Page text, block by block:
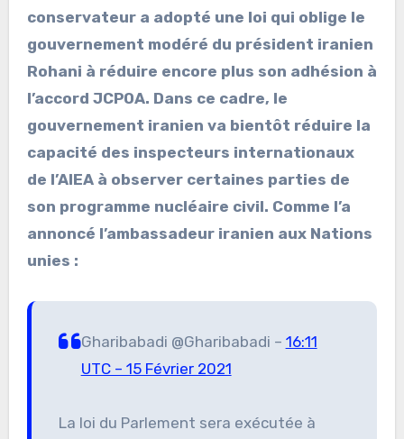
conservateur a adopté une loi qui oblige le
gouvernement modéré du président iranien
Rohani à réduire encore plus son adhésion à
l’accord JCPOA. Dans ce cadre, le
gouvernement iranien va bientôt réduire la
capacité des inspecteurs internationaux
de l’AIEA à observer certaines parties de
son programme nucléaire civil. Comme l’a
annoncé l’ambassadeur iranien aux Nations
unies :
Gharibabadi @Gharibabadi – 16:11
UTC – 15 Février 2021
La loi du Parlement sera exécutée à